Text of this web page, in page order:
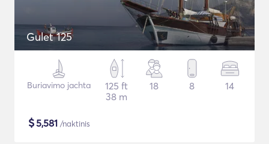
Gulet 125
Buriavimo jachta
125 ft
38 m
18 8 14
$5,581 /naktinis